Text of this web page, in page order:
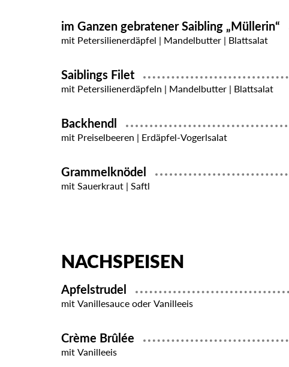
im Ganzen gebratener Saibling „Müllerin“
mit Petersilienerdäpfel | Mandelbutter | Blattsalat
Saiblings Filet
mit Petersilienerdäpfeln | Mandelbutter | Blattsalat
Backhendl
mit Preiselbeeren | Erdäpfel-Vogerlsalat
Grammelknödel
mit Sauerkraut | Saftl
NACHSPEISEN
Apfelstrudel
mit Vanillesauce oder Vanilleeis
Crème Brûlée
mit Vanilleeis